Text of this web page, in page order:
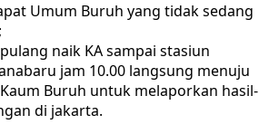
Umum Buruh yang tidak sedang
naik KA sampai stasiun
jam 10.00 langsung menuju
Buruh untuk melaporkan hasil-
di jakarta.